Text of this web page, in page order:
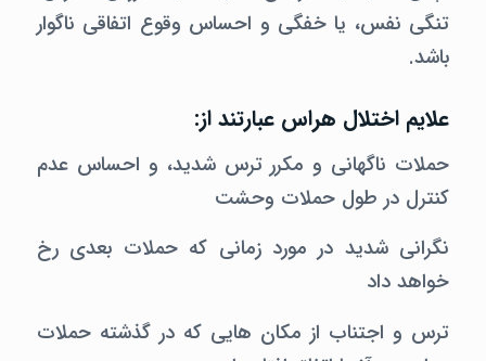
تنگی نفس، یا خفگی و احساس وقوع اتفاقی ناگوار
باشد.
علایم اختلال هراس عبارتند از:
حملات ناگهانی و مکرر ترس شدید، و احساس عدم
کنترل در طول حملات وحشت
نگرانی شدید در مورد زمانی که حملات بعدی رخ
خواهد داد
ترس و اجتناب از مکان هایی که در گذشته حملات